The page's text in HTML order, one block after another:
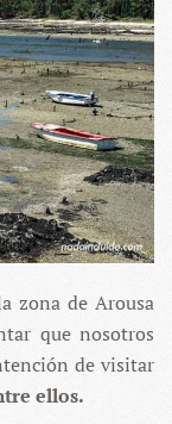
zona de Arousa
que nosotros
de visitar
ellos.